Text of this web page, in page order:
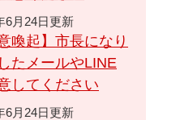
6月24日更新
喚起】市長になり
たメールやLINE
してください
6月24日更新